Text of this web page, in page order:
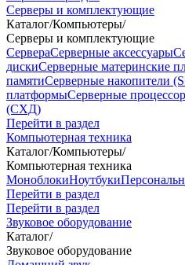
Серверы и комплектующие
Каталог/Компьютеры/
Серверы и комплектующие
СервераСерверные аксессуары
дискиСерверные материнские
памятиСерверные накопители
платформыСерверные
(СХД)
Перейти в раздел
Компьютерная техника
Каталог/Компьютеры/
Компьютерная техника
МоноблокиНоутбуки
Перейти в раздел
Перейти в раздел
Звуковое оборудование
Каталог/
Звуковое оборудование